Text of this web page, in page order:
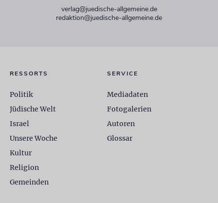
verlag@juedische-allgemeine.de
redaktion@juedische-allgemeine.de
RESSORTS
Politik
Jüdische Welt
Israel
Unsere Woche
Kultur
Religion
Gemeinden
SERVICE
Mediadaten
Fotogalerien
Autoren
Glossar